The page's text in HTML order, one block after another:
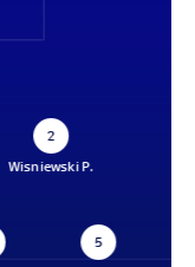
2
Wisniewski P.
5